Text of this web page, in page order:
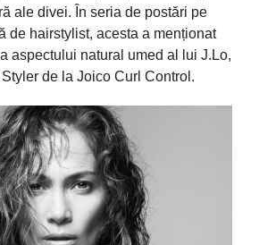
ale divei. În seria de postări pe
de hairstylist, acesta a menționat
aspectului natural umed al lui J.Lo,
de la Joico Curl Control.